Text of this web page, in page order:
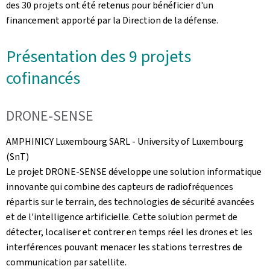
des 30 projets ont été retenus pour bénéficier d'un
financement apporté par la Direction de la défense.
Présentation des 9 projets
cofinancés
DRONE-SENSE
AMPHINICY Luxembourg SARL - University of Luxembourg
(SnT)
Le projet DRONE-SENSE développe une solution informatique
innovante qui combine des capteurs de radiofréquences
répartis sur le terrain, des technologies de sécurité avancées
et de l'intelligence artificielle. Cette solution permet de
détecter, localiser et contrer en temps réel les drones et les
interférences pouvant menacer les stations terrestres de
communication par satellite.